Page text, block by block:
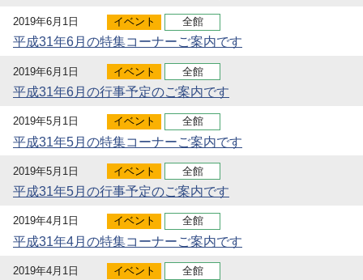
2019年6月1日 イベント 全館
平成31年6月の特集コーナーご案内です
2019年6月1日 イベント 全館
平成31年6月の行事予定のご案内です
2019年5月1日 イベント 全館
平成31年5月の特集コーナーご案内です
2019年5月1日 イベント 全館
平成31年5月の行事予定のご案内です
2019年4月1日 イベント 全館
平成31年4月の特集コーナーご案内です
2019年4月1日 イベント 全館